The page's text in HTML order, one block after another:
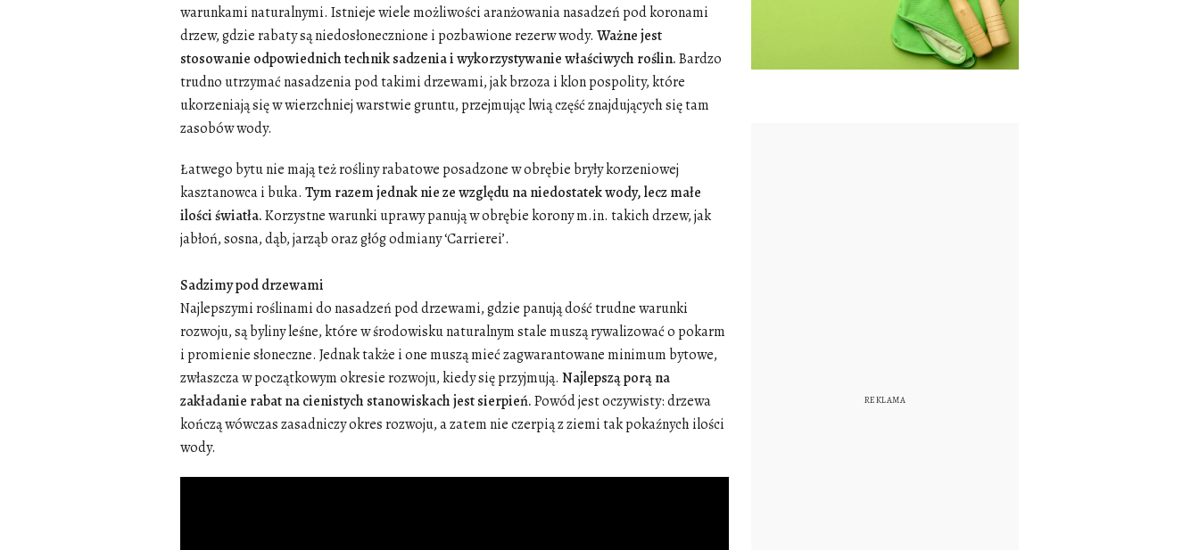
warunkami naturalnymi. Istnieje wiele możliwości aranżowania nasadzeń pod koronami
drzew, gdzie rabaty są niedosłonecznione i pozbawione rezerw wody. Ważne jest
stosowanie odpowiednich technik sadzenia i wykorzystywanie właściwych roślin.Bardzo
trudno utrzymać nasadzenia pod takimi drzewami, jak brzoza i klon pospolity, które
ukorzeniają się w wierzchniej warstwie gruntu, przejmując lwią część znajdujących się tam
zasobów wody.
Łatwego bytu nie mają też rośliny rabatowe posadzone w obrębie bryły korzeniowej
kasztanowca i buka. Tym razem jednak nie ze względu na niedostatek wody, lecz małe
ilości światła.Korzystne warunki uprawy panują w obrębie korony m.in. takich drzew, jak
jabłoń, sosna, dąb, jarząb oraz głóg odmiany ‘Carrierei’.
Sadzimy pod drzewami
Najlepszymi roślinami do nasadzeń pod drzewami, gdzie panują dość trudne warunki
rozwoju, są byliny leśne, które w środowisku naturalnym stale muszą rywalizować o pokarm
i promienie słoneczne. Jednak także i one muszą mieć zagwarantowane minimum bytowe,
zwłaszcza w początkowym okresie rozwoju, kiedy się przyjmują. Najlepszą porą na
zakładanie rabat na cienistych stanowiskach jest sierpień.Powód jest oczywisty: drzewa
kończą wówczas zasadniczy okres rozwoju, a zatem nie czerpią z ziemi tak pokaźnych ilości
wody.